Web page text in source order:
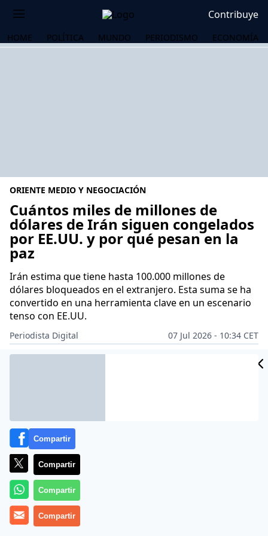
Contribuye
HOME POLÍTICA MUNDO PERIODISMO ECONOMÍA
ORIENTE MEDIO Y NEGOCIACIÓN
Cuántos miles de millones de
dólares de Irán siguen congelados
por EE.UU. y por qué pesan en la
paz
Irán estima que tiene hasta 100.000 millones de
dólares bloqueados en el extranjero. Esta suma se ha
convertido en una herramienta clave en un escenario
tenso con EE.UU.
Periodista Digital
07 Jul 2026 - 10:34 CET
Archivado en: MUNDO
Compartir
Compartir
Compartir
Compartir